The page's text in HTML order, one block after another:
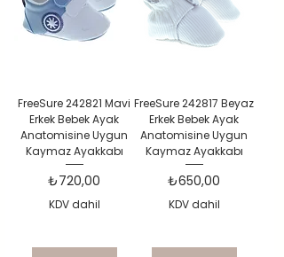
FreeSure 242821 Mavi
Erkek Bebek Ayak
Anatomisine Uygun
Kaymaz Ayakkabı
Fiyat
₺720,00
KDV dahil
FreeSure 242817 Beyaz
Erkek Bebek Ayak
Anatomisine Uygun
Kaymaz Ayakkabı
Fiyat
₺650,00
KDV dahil